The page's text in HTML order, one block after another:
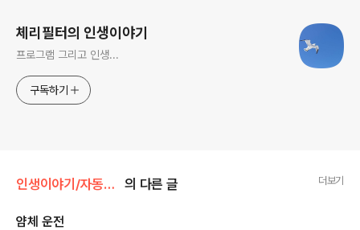
체리필터의 인생이야기
프로그램 그리고 인생...
구독하기
인생이야기/자동차 이야기 의 다른 글 더보기
얌체 운전